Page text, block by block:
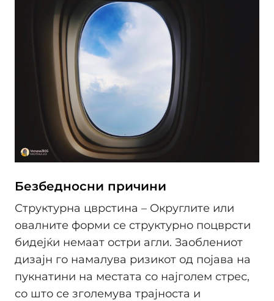
Безбедносни причини
Структурна цврстина – Округлите или
овалните форми се структурно поцврсти
бидејќи немаат остри агли. Заоблениот
дизајн го намалува ризикот од појава на
пукнатини на местата со најголем стрес,
со што се зголемува трајноста и